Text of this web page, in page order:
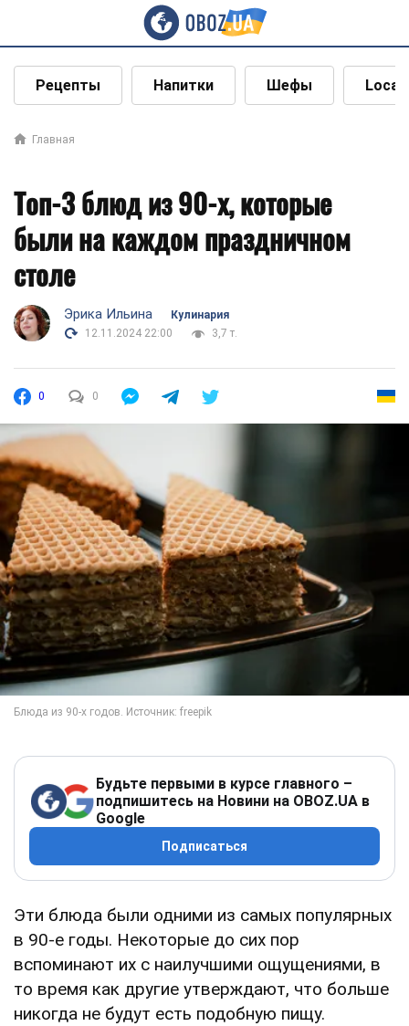
Рецепты Напитки Шефы Local
Главная
Топ-3 блюд из 90-х, которые
были на каждом праздничном
столе
Эрика Ильина
Кулинария
12.11.2024 22:00
3,7 т.
0 0
Будьте первыми в курсе главного –
подпишитесь на Новини на OBOZ.UA в
Google
Подписаться
Эти блюда были одними из самых популярных
в 90-е годы. Некоторые до сих пор
вспоминают их с наилучшими ощущениями, в
то время как другие утверждают, что больше
никогда не будут есть подобную пищу.